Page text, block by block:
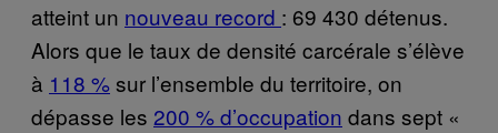
atteint un nouveau record : 69 430 détenus.
Alors que le taux de densité carcérale s’élève
à 118 %sur l’ensemble du territoire, on
dépasse les 200 % d’occupation dans sept «